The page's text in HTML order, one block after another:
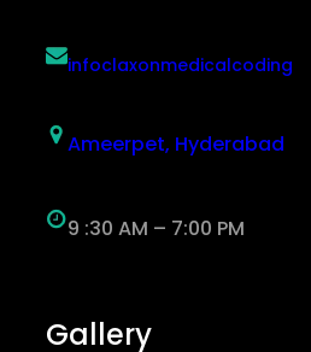
infoclaxonmedicalcoding
Ameerpet, Hyderabad
9 :30 AM – 7:00 PM
Gallery